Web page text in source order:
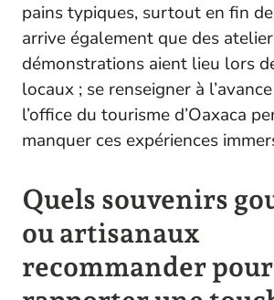
pains typiques, surtout en fin
arrive également que des
démonstrations aient lieu lors
locaux ; se renseigner à
l’office du tourisme d’Oaxaca
manquer ces expériences
Quels souvenirs
ou artisanaux
recommander pour